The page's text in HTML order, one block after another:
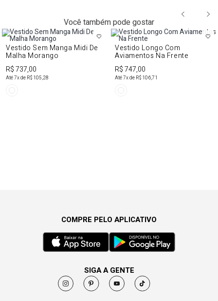
Você também pode gostar
Vestido Sem Manga Midi De
Malha Morango
R$ 737,00
Até7x de R$ 105,28
Vestido Longo Com
Aviamentos Na Frente
R$ 747,00
Até7x de R$ 106,71
COMPRE PELO APLICATIVO
SIGA A GENTE